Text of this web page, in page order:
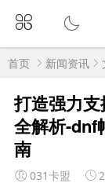
首页 新闻资讯
打造强力支
全解析-dnf
南
031卡盟